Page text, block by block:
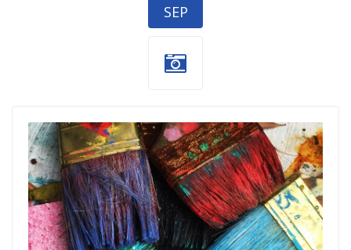
SEP
humanitarna-
izlozba-
dobrocinitim.png